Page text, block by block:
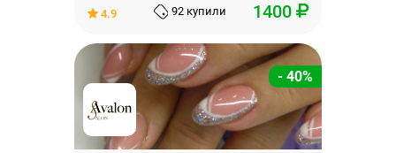
4.9 92 купили 1400
- 40%